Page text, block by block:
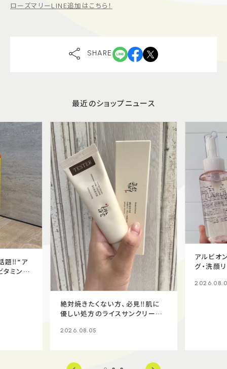
ローズマリーLINE追加はこちら！
SHARE
最近のショップニュース
題‼️“ア
タミンC
絶対焼きたくない方、必見‼️肌に
優しい処方のライスサンクリーム
2026.08.05
アルビオ
グ・洗顔